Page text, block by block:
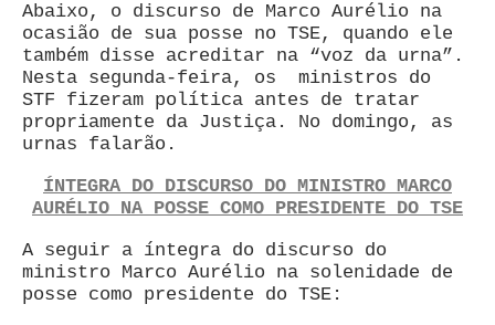
Abaixo, o discurso de Marco Aurélio na
ocasião de sua posse no TSE, quando ele
também disse acreditar na “voz da urna”.
Nesta segunda-feira, os ministros do
STF fizeram política antes de tratar
propriamente da Justiça. No domingo, as
urnas falarão.
ÍNTEGRA DO DISCURSO DO MINISTRO MARCO
AURÉLIO NA POSSE COMO PRESIDENTE DO TSE
A seguir a íntegra do discurso do
ministro Marco Aurélio na solenidade de
posse como presidente do TSE: